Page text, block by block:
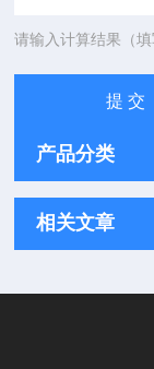
请输入计算结果（
产品分类
相关文章